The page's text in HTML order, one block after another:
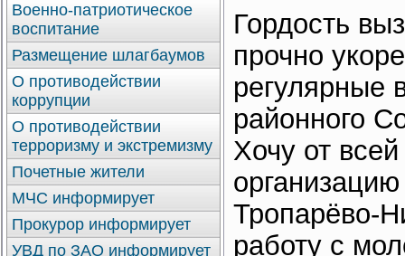
Гордость
прочно
регулярные
районного
Хочу от
Тропарёво-
работу с
Военно-патриотическое
воспитание
Размещение шлагбаумов
О противодействии
коррупции
О противодействии
терроризму и экстремизму
Почетные жители
МЧС информирует
Прокурор информирует
УВД по ЗАО информирует